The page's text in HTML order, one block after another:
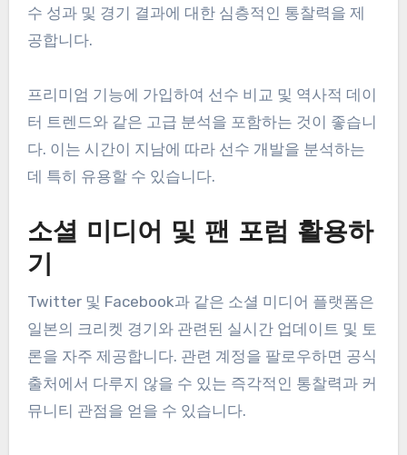
수 성과 및 경기 결과에 대한 심층적인 통찰력을 제
공합니다.
프리미엄 기능에 가입하여 선수 비교 및 역사적 데이
터 트렌드와 같은 고급 분석을 포함하는 것이 좋습니
다. 이는 시간이 지남에 따라 선수 개발을 분석하는
데 특히 유용할 수 있습니다.
소셜 미디어 및 팬 포럼 활용하
기
Twitter 및 Facebook과 같은 소셜 미디어 플랫폼은
일본의 크리켓 경기와 관련된 실시간 업데이트 및 토
론을 자주 제공합니다. 관련 계정을 팔로우하면 공식
출처에서 다루지 않을 수 있는 즉각적인 통찰력과 커
뮤니티 관점을 얻을 수 있습니다.